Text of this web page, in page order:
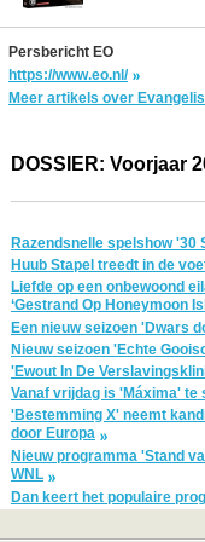
Persbericht EO
https://www.eo.nl/
Meer artikels over
DOSSIER: Voorjaar
Razendsnelle spelshow '30
Huub Stapel treedt in de
Liefde op een onbewoond
‘Gestrand Op Honeymoon
Een nieuw seizoen 'Dwars
Nieuw seizoen 'Echte
'Ewout In De
Vanaf vrijdag is 'Máxima' te
'Bestemming X' neemt
door Europa
Nieuw programma 'Stand
WNL
Dan keert het populaire